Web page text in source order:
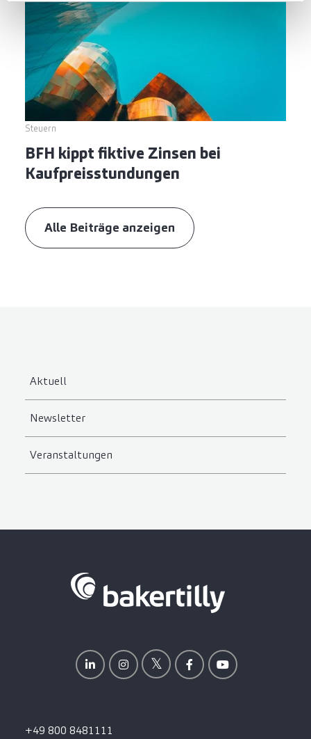
Steuern
BFH kippt fiktive Zinsen bei
Kaufpreisstundungen
Alle Beiträge anzeigen
Aktuell
Newsletter
Veranstaltungen
+49 800 8481111